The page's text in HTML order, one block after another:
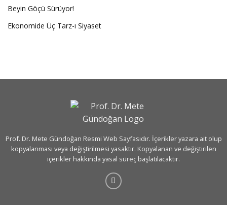
Beyin Göçü Sürüyor!
Ekonomide Üç Tarz-ı Siyaset
Prof. Dr. Mete Gündoğan Resmi Web Sayfasıdır. İçerikler yazara ait olup
kopyalanması veya değiştirilmesi yasaktır. Kopyalanan ve değiştirilen
içerikler hakkında yasal süreç başlatılacaktır.